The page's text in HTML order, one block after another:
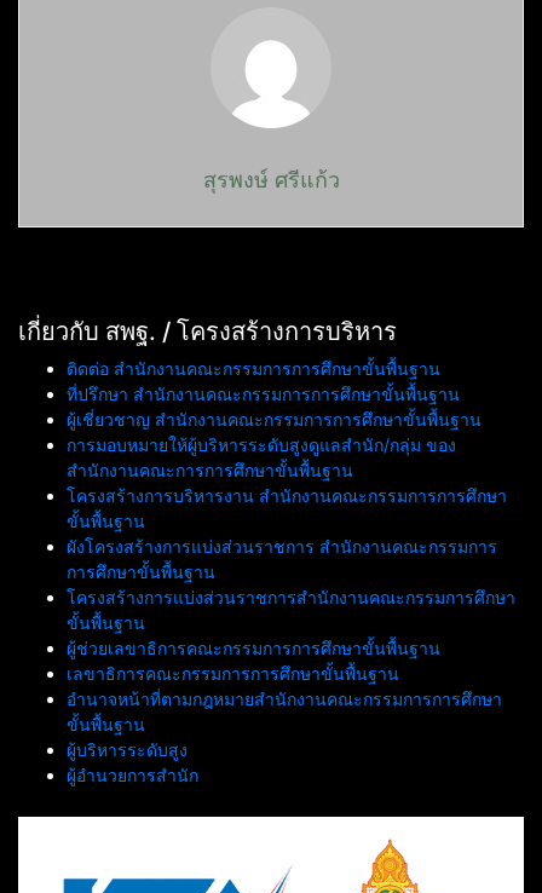
สุรพงษ์ ศรีแก้ว
เกี่ยวกับ สพฐ. / โครงสร้างการบริหาร
ติดต่อ สำนักงานคณะกรรมการการศึกษาขั้นพื้นฐาน
ที่ปรึกษา สำนักงานคณะกรรมการการศึกษาขั้นพื้นฐาน
ผู้เชี่ยวชาญ สำนักงานคณะกรรมการการศึกษาขั้นพื้นฐาน
การมอบหมายให้ผู้บริหารระดับสูงดูแลสำนัก/กลุ่ม ของ
สำนักงานคณะการการศึกษาขั้นพื้นฐาน
โครงสร้างการบริหารงาน สำนักงานคณะกรรมการการศึกษา
ขั้นพื้นฐาน
ผังโครงสร้างการแบ่งส่วนราชการ สำนักงานคณะกรรมการ
การศึกษาขั้นพื้นฐาน
โครงสร้างการแบ่งส่วนราชการสำนักงานคณะกรรมการศึกษา
ขั้นพื้นฐาน
ผู้ช่วยเลขาธิการคณะกรรมการการศึกษาขั้นพื้นฐาน
เลขาธิการคณะกรรมการการศึกษาขั้นพื้นฐาน
อำนาจหน้าที่ตามกฎหมายสำนักงานคณะกรรมการการศึกษา
ขั้นพื้นฐาน
ผู้บริหารระดับสูง
ผู้อำนวยการสำนัก